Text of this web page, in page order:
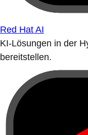
Red Hat AI
KI-Lösungen in der
bereitstellen.